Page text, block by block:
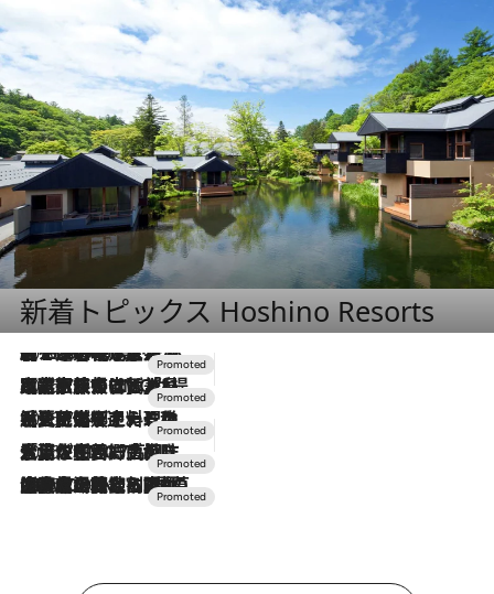
新着トピックス Hoshino Resorts
2026.8.7
【トンボの足水浴】ヒノキの香りに包まれて涼感マックス！約13℃の湧水かけ流しを避暑地「星野温泉 トンボの湯」で体験
2026.7.31
【ホテル帰省】という選択肢をOMOが提案。家族とほどよい距離を保つには「昼は実家、夜は気兼ねなくホテルで！」
2026.7.24
【夏限定ディナーコース】旬を迎える稚鮎や花ズッキーニなどをイタリア・トスカーナの郷土料理の手法で満喫！
2026.7.17
「土佐和ハーブかき氷」がOMO7高知に登場！生姜、山椒、大葉など目にも舌にも涼を呼ぶ郷土の味
2026.7.10
NEW OPEN！【界 草津】名湯の地に誕生。趣の異なる2種の温泉と上州ならではの会席・蕎麦割烹など美食を味わう究極の癒やし旅